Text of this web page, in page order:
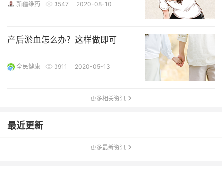
新疆维药 3547 2020-08-10
产后淤血怎么办？这样做即可
全民健康 3911 2020-05-13
更多相关资讯
最近更新
更多最新资讯